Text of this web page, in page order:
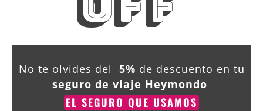
No te olvides del 5% de descuento en tu
seguro de viaje Heymondo
EL SEGURO QUE USAMOS